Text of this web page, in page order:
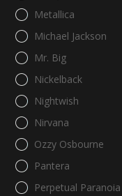
Metallica
Michael Jackson
Mr. Big
Nickelback
Nightwish
Nirvana
Ozzy Osbourne
Pantera
Perpetual Paranoia